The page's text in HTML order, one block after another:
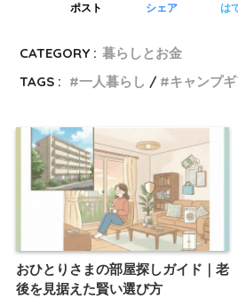
ポスト シェア は
CATEGORY : 暮らしとお金
TAGS :
一人暮らし キャンプ
おひとりさまの部屋探しガイド｜老
後を見据えた賢い選び方